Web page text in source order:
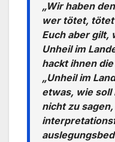
„Wir haben
wer tötet, tötet
Euch aber gilt,
Unheil im
hackt ihnen
„Unheil im
etwas, wie soll
nicht zu